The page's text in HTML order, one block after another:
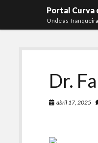
Portal Curva
Onde as
Dr.
abril 17, 2025